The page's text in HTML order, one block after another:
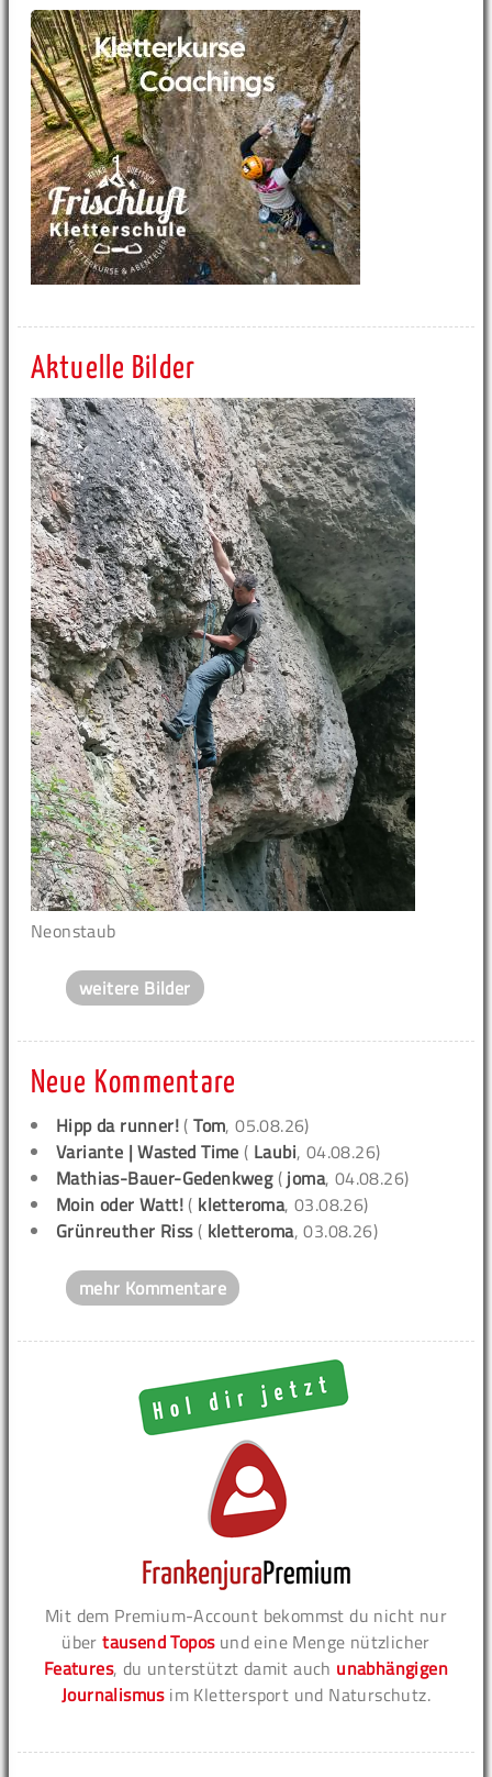
Aktuelle Bilder
Neonstaub
weitere Bilder
Neue Kommentare
Hipp da runner! (Tom, 05.08.26)
Variante | Wasted Time ( Laubi, 04.08.26)
Mathias-Bauer-Gedenkweg( joma, 04.08.26)
Moin oder Watt! ( kletteroma, 03.08.26)
Grünreuther Riss( kletteroma, 03.08.26)
mehr Kommentare
Mit dem Premium-Account bekommst du nicht nur
übertausend Toposund eine Menge nützlicher
Features, du unterstützt damit auch unabhängigen
Journalismusim Klettersport und Naturschutz.